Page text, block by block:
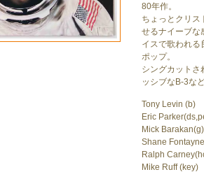
80年作。
ちょっとクリス
せるナイーブな
イスで歌われる
ポップ。
シングカットさ
ッシブなB-3な
Tony Levin (b)
Eric
Mick Barakan(g)
Shane
Ralph
Mike Ruff (key)